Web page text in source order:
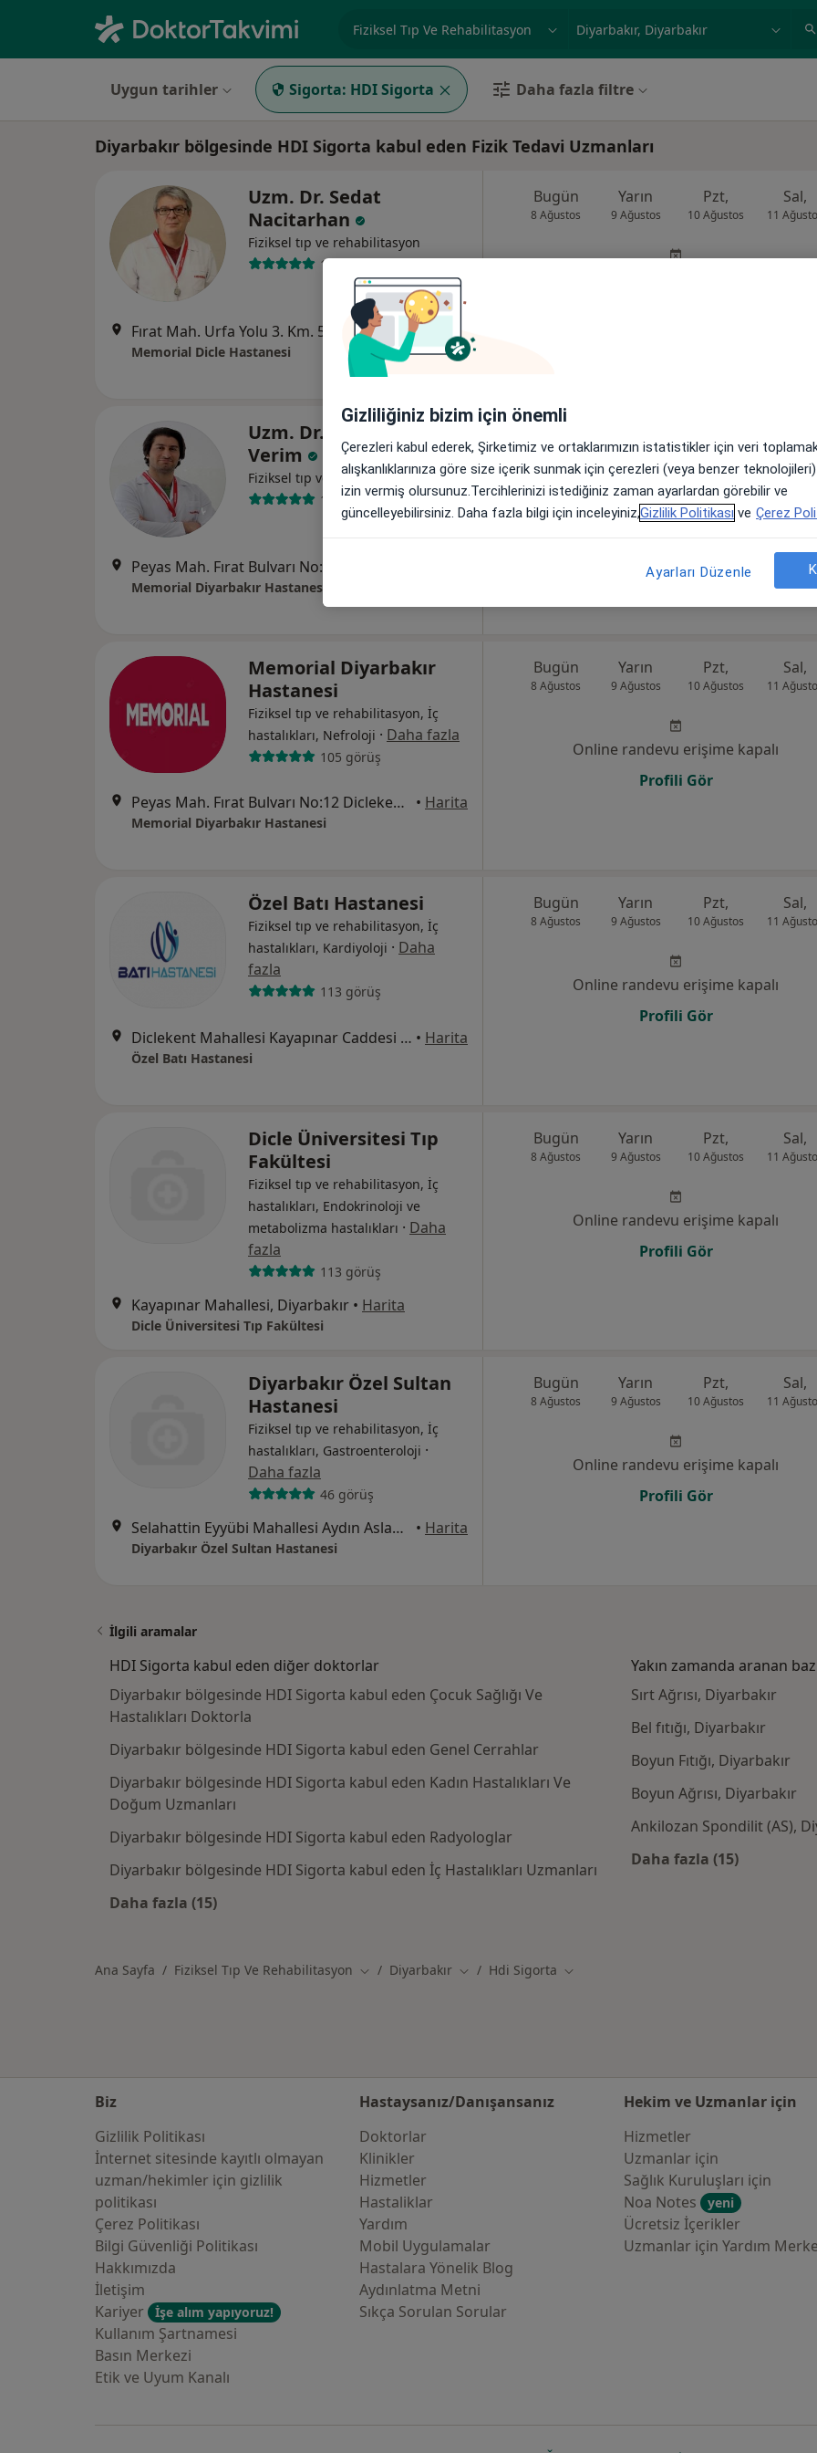
Uygun tarihler Sigorta: HDI Sigorta Daha fazla filtre
Diyarbakır bölgesinde HDI Sigorta kabul eden Fizik Tedavi Uzmanları
Uzm. Dr. Sedat
Nacitarhan
Fiziksel tıp ve rehabilitasyon
1 görüş
• Harita
Memorial Dicle Hastanesi
Bugün
8 Ağustos
Yarın
9 Ağustos
Pzt,
10 Ağustos
Sal,
11
Uzm. Dr. Sabahattin
Verim
Fiziksel tıp ve rehabilitasyon
1 görüş
Memorial Diyarbakır Hastanesi
8 Ağustos 9 Ağustos 10 Ağustos 11
Online randevu erişime kapalı
Memorial Diyarbakır
Hastanesi
Fiziksel tıp ve rehabilitasyon, İç
hastalıkları, Nefroloji · Daha fazla
105 görüş
Peyas Mah. Fırat Bulvarı No:12 Diclekent/Kayapınar, Diyarbakır • Harita
Memorial Diyarbakır Hastanesi
Bugün
8 Ağustos
Yarın
9 Ağustos
Pzt,
10 Ağustos
Sal,
11
Online randevu erişime kapalı
Profili Gör
Özel Batı Hastanesi
Fiziksel tıp ve rehabilitasyon, İç
hastalıkları, Kardiyoloji · Daha
fazla
113 görüş
Diclekent Mahallesi Kayapınar Caddesi No:80, Kayapınar • Harita
Özel Batı Hastanesi
Bugün
8 Ağustos
Yarın
9 Ağustos
Pzt,
10 Ağustos
Sal,
11
Online randevu erişime kapalı
Profili Gör
Dicle Üniversitesi Tıp
Fakültesi
Fiziksel tıp ve rehabilitasyon, İç
hastalıkları, Endokrinoloji ve
metabolizma hastalıkları · Daha
fazla
113 görüş
Kayapınar Mahallesi, Diyarbakır • Harita
Dicle Üniversitesi Tıp Fakültesi
Bugün
8 Ağustos
Yarın
9 Ağustos
Pzt,
10 Ağustos
Sal,
11
Online randevu erişime kapalı
Profili Gör
Diyarbakır Özel Sultan
Hastanesi
Fiziksel tıp ve rehabilitasyon, İç
hastalıkları, Gastroenteroloji ·
Daha fazla
46 görüş
Selahattin Eyyübi Mahallesi Aydın Aslan Bulvarı No:50, Bağlar • Harita
Diyarbakır Özel Sultan Hastanesi
Bugün
8 Ağustos
Yarın
9 Ağustos
Pzt,
10 Ağustos
Sal,
11
Online randevu erişime kapalı
Profili Gör
İlgili aramalar
HDI Sigorta kabul eden diğer doktorlar
Diyarbakır bölgesinde HDI Sigorta kabul eden Çocuk Sağlığı Ve
Hastalıkları Doktorla
Diyarbakır bölgesinde HDI Sigorta kabul eden Genel Cerrahlar
Diyarbakır bölgesinde HDI Sigorta kabul eden Kadın Hastalıkları Ve
Doğum Uzmanları
Diyarbakır bölgesinde HDI Sigorta kabul eden Radyologlar
Diyarbakır bölgesinde HDI Sigorta kabul eden İç Hastalıkları Uzmanları
Daha fazla (15)
Yakın zamanda aranan
Sırt Ağrısı, Diyarbakır
Bel fıtığı, Diyarbakır
Boyun Fıtığı, Diyarbakır
Boyun Ağrısı, Diyarbakır
Ankilozan Spondilit (AS),
Daha fazla (15)
Ana Sayfa Fiziksel Tıp Ve Rehabilitasyon Şehir değiştir
Diyarbakır Şehir değiştir
Hdi Sigorta Şehir değiştir
Biz
Gizlilik Politikası
İnternet sitesinde kayıtlı olmayan
uzman/hekimler i̇çin gizlilik
politikası
Çerez Politikası
Bilgi Güvenliği Politikası
Hakkımızda
İletişim
Kariyer
İşe alım yapıyoruz!
Kullanım Şartnamesi
Basın Merkezi
Etik ve Uyum Kanalı
Hastaysanız/Danışansanız
Doktorlar
Klinikler
Hizmetler
Hastaliklar
Yardım
Mobil Uygulamalar
Hastalara Yönelik Blog
Aydınlatma Metni
Sıkça Sorulan Sorular
Hekim ve Uzmanlar için
Hizmetler
Uzmanlar için
Sağlık Kuruluşları için
Noa Notes
yeni
Ücretsiz İçerikler
Uzmanlar için Yardım
Gizliliğiniz bizim için önemli
Çerezleri kabul ederek, Şirketimiz ve ortaklarımızın istatistikler için veri
alışkanlıklarınıza göre size içerik sunmak için çerezleri (veya benzer
izin vermiş olursunuz.Tercihlerinizi istediğiniz zaman ayarlardan görebilir ve
güncelleyebilirsiniz. Daha fazla bilgi için inceleyiniz,Gizlilik Politikası ve Çerez
Ayarları Düzenle